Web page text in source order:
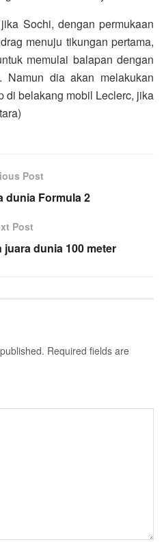
Sochi, dengan permukaan
menuju tikungan pertama,
memulai balapan dengan
Namun dia akan melakukan
di belakang mobil Leclerc, jika
Post
dunia Formula 2
Post
dunia 100 meter
Required fields are